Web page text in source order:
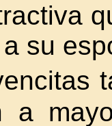
su
a